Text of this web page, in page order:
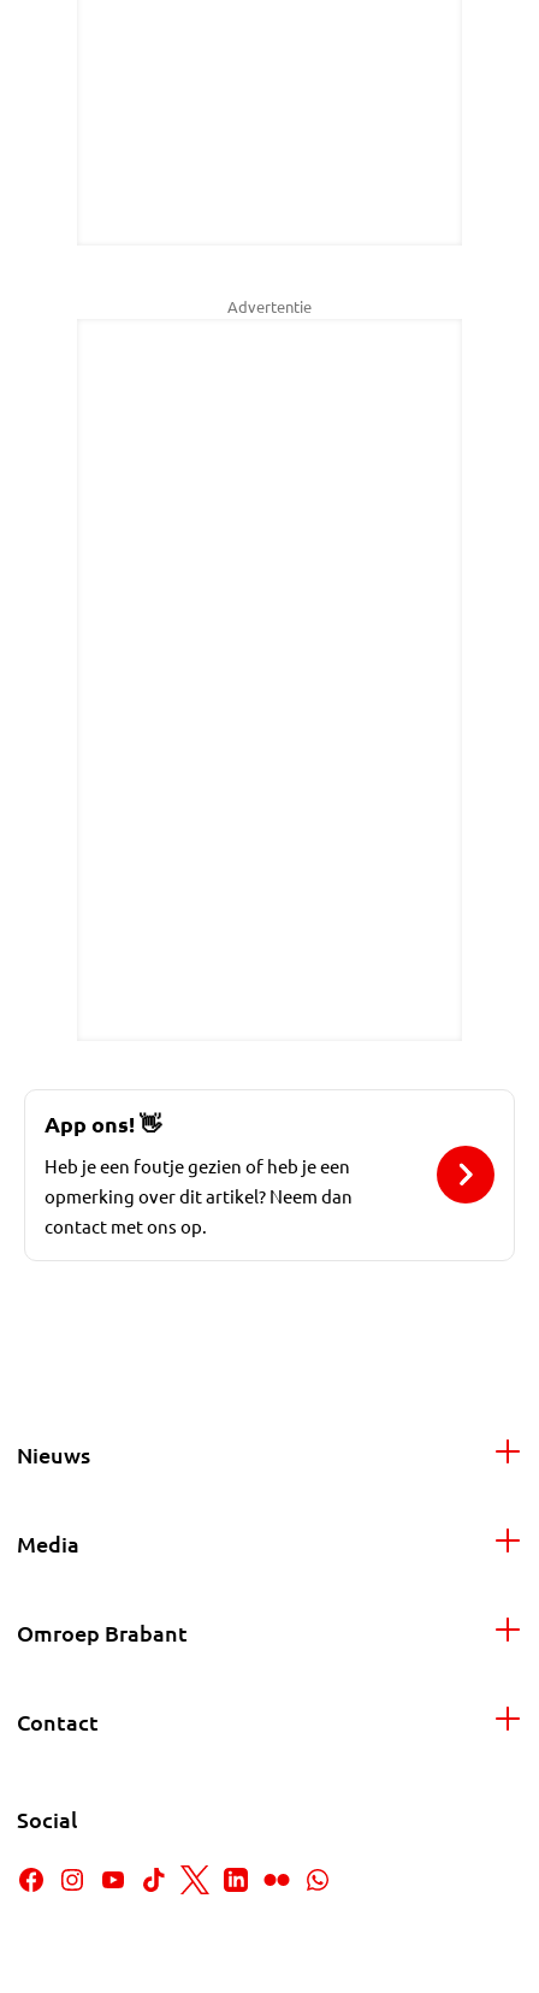
Advertentie
App ons! 👋
Heb je een foutje gezien of heb je een
opmerking over dit artikel? Neem dan
contact met ons op.
Nieuws
Media
Omroep Brabant
Contact
Social